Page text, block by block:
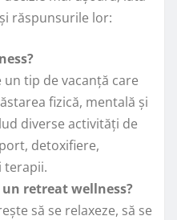
răspunsurile lor:
tip de vacanță care
fizică, mentală și
diverse activități de
detoxifiere,
terapii.
retreat wellness?
să se relaxeze, să se